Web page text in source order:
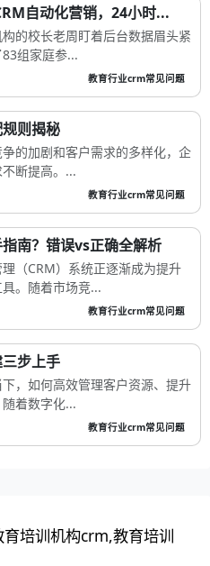
自动化营销，24小时...
的校长老周盯着后台数据眉头紧
组家庭参...
教育行业crm常见问题
则揭秘
的加剧和客户需求的多样化，企
断提高。...
教育行业crm常见问题
南？错误vs正确全解析
（CRM）系统正逐渐成为提升
。随着市场竞...
教育行业crm常见问题
步上手
，如何高效管理客户资源、提升
着数字化...
教育行业crm常见问题
培训机构crm,教育培训